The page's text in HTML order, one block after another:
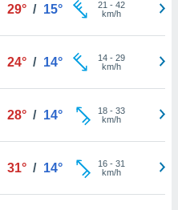
29° / 15° 21 - 42
km/h
24° / 14° 14- 29
km/h
28° / 14° 18- 33
km/h
31° / 14° 16- 31
km/h